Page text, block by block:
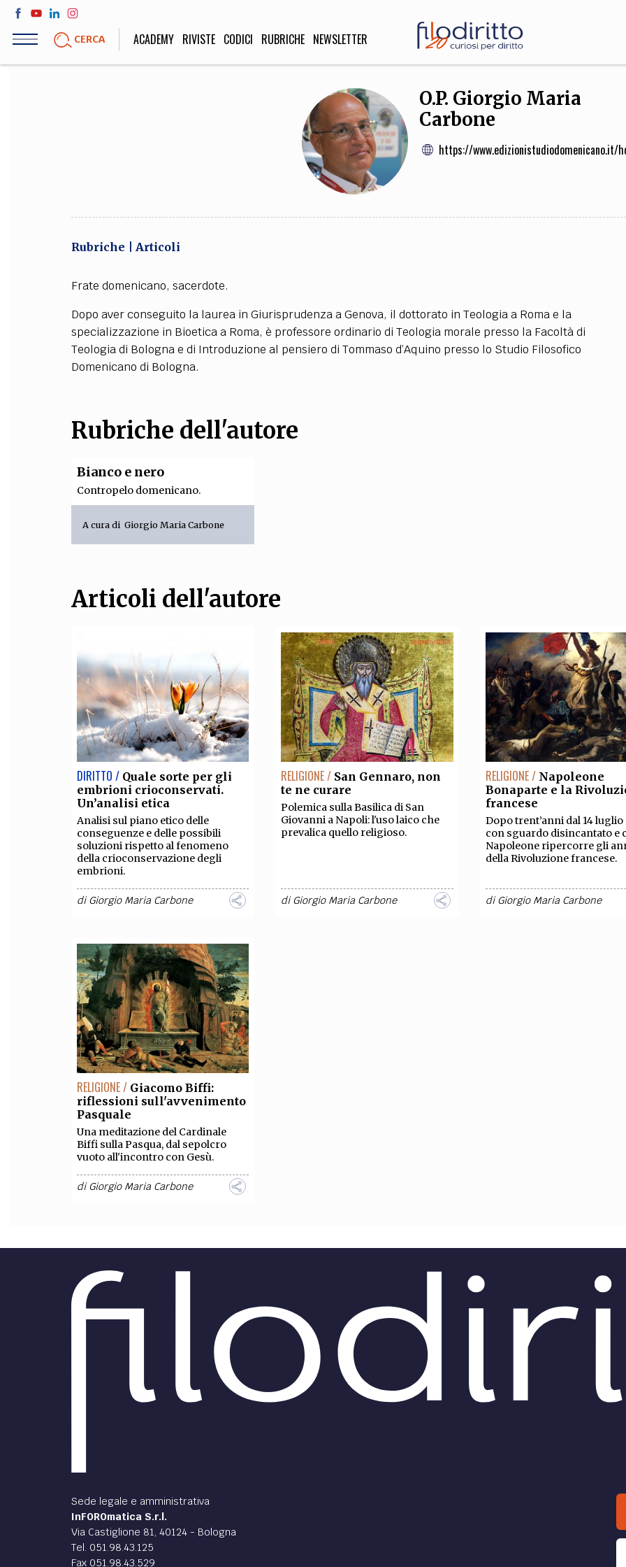
Salta
contenuto
CERCA ACADEMY RIVISTE CODICI RUBRICHE NEWSLETTER
SOCIETÀ
Politica, Attualità,
Educazione, Lavoro, Esteri
DIRITTO
STORIA E FILOSOFIA INNOVAZIONE
TEAM
FILODIRITTO REDAZIONE COMITATO SCIENTIFICO AUTORI CURATORI FOTOGRAFI PARTNER
O.P. Giorgio Maria
Carbone
https://www.edizionistudiodomenicano.it/
Rubriche Articoli
Frate domenicano, sacerdote.
Dopo aver conseguito la laurea in Giurisprudenza a Genova, il dottorato in Teologia a Roma e la
specializzazione in Bioetica a Roma, è professore ordinario di Teologia morale presso la Facoltà di
Teologia di Bologna e di Introduzione al pensiero di Tommaso d’Aquino presso lo Studio Filosofico
Domenicano di Bologna.
Rubriche dell'autore
Bianco e nero
Contropelo domenicano.
A cura di Giorgio Maria Carbone
Articoli dell'autore
DIRITTO / Quale sorte per gli
embrioni crioconservati.
Un’analisi etica
Analisi sul piano etico delle
conseguenze e delle possibili
soluzioni rispetto al fenomeno
della crioconservazione degli
embrioni.
diGiorgio Maria Carbone
RELIGIONE / San Gennaro, non
te ne curare
Polemica sulla Basilica di San
Giovanni a Napoli: l'uso laico che
prevalica quello religioso.
diGiorgio Maria Carbone
RELIGIONE / Napoleone
Bonaparte e la
francese
Dopo trent’anni dal 14 luglio
con sguardo disincantato e
Napoleone ripercorre gli
della Rivoluzione francese.
diGiorgio Maria Carbone
RELIGIONE / Giacomo Biffi:
riflessioni sull'avvenimento
Pasquale
Una meditazione del Cardinale
Biffi sulla Pasqua, dal sepolcro
vuoto all'incontro con Gesù.
diGiorgio Maria Carbone
Sede legale e amministrativa
InFOROmatica S.r.l.
Via Castiglione 81, 40124 - Bologna
Tel. 051.98.43.125
Fax 051.98.43.529